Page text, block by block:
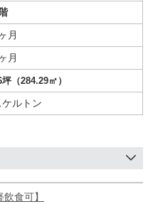
月
月
（284.29㎡）
ケルトン
食可】